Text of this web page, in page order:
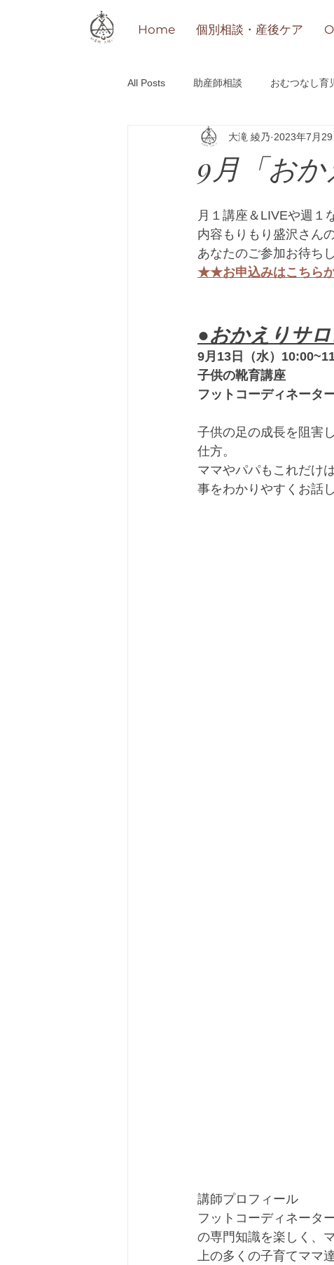
Home 個別相談・産後ケア
All Posts 助産師相談 おむつなし育
その他 「おかえり」
9月「お
大滝 綾乃 2023年7月29
月１講座＆LIVEや週１
内容もりもり盛沢さん
あなたのご参加お待ち
★★お申込みはこちら
●おかえりサ
9月13日（水）
子供の靴育講座
フットコーディネータ
子供の足の成長を阻害
仕方。
ママやパパもこれだけ
事をわかりやすくお話
講師プロフィール
フットコーディネータ
の専門知識を楽しく、
上の多くの子育てママ